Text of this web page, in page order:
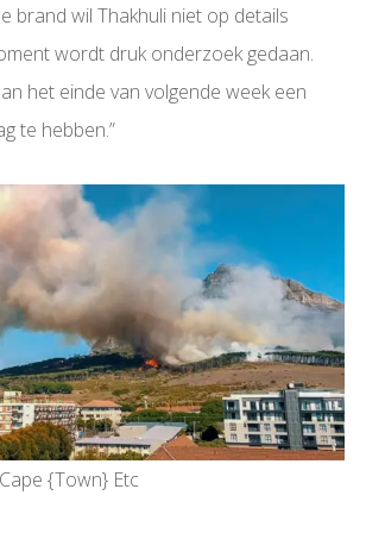
brand wil Thakhuli niet op details
wordt druk onderzoek gedaan.
het einde van volgende week een
te hebben.”
{Town} Etc